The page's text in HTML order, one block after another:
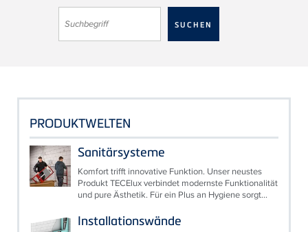
PRODUKTWELTEN
Sanitärsysteme
Komfort trifft innovative Funktion. Unser neustes
Produkt TECElux verbindet modernste Funktionalität
und pure Ästhetik. Für ein Plus an Hygiene sorgt...
Installationswände